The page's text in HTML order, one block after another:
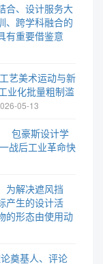
合、设计服务大
、跨学科融合的
有重要借鉴意
艺美术运动与新
业化批量粗制滥
05-13
包豪斯设计学
战后工业革命快
为解决遮风挡
产生的设计活
的形态由使用动
奠基人、评论